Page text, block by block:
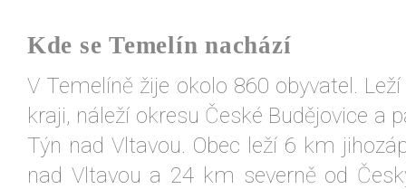
Kde se Temelín nachází
V Temelíně žije okolo 860 obyvatel.
kraji, náleží okresu České Budějovice a
Týn nad Vltavou. Obec leží 6 km
nad Vltavou a 24 km severně od